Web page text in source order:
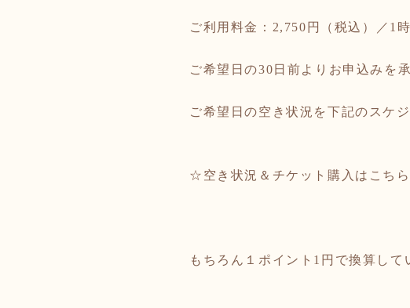
ご利用料金： 2,750 円（税込）／ 1
ご希望日の30 日前よりお申込みを
ご希望日の空き状況を下記のスケ
☆空き状況＆チケット購入はこちら
もちろん１ポイント1円で換算し